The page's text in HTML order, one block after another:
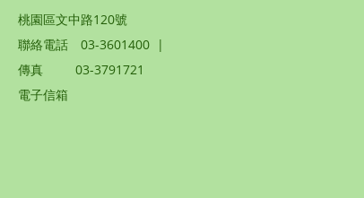
桃園區文中路120號
聯絡電話
03-3601400 |
傳真
03-3791721
電子信箱